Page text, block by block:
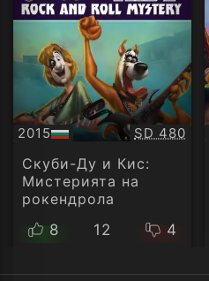
2015
БГ
аудио
Качество:
SD 480
Скуби-Ду и Кис:
Мистерията на
рокендрола
8
12 4